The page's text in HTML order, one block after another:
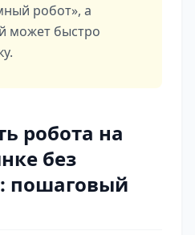
робот», а
может быстро
робота на
без
пошаговый